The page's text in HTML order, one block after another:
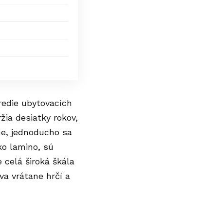
ubytovacích
desiatky rokov,
jednoducho sa
lamino, sú
celá široká škála
vrátane hrčí a